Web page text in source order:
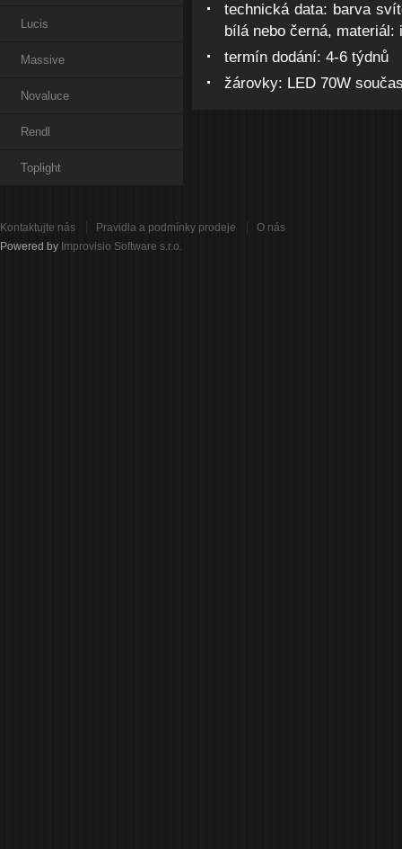
Lucis
Massive
Novaluce
Rendl
Toplight
technická data: barva
bílá nebo černá,
termín dodání: 4-6 týdnů
žárovky: LED 70W
Kontaktujte nás Pravidla a podmínky prodeje
O nás
Powered by Improvisio Software s.r.o.